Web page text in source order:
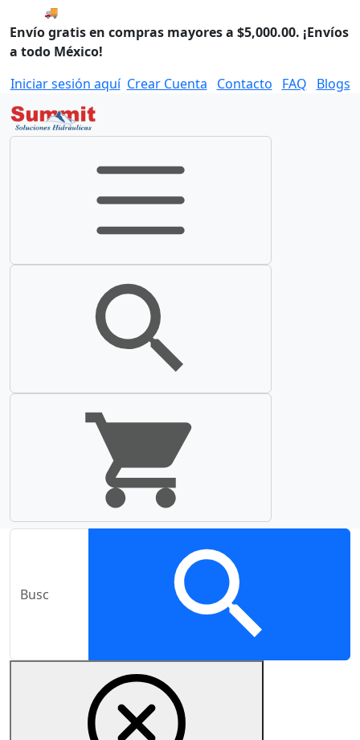
🚚 Envío el Viernes, 07 de agosto si compras hoy.
Envío gratis en compras mayores a $5,000.00. ¡Envíos
a todo México!
Iniciar sesión aquí Crear Cuenta Contacto FAQ Blogs